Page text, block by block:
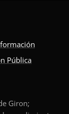
Pública
Giron;